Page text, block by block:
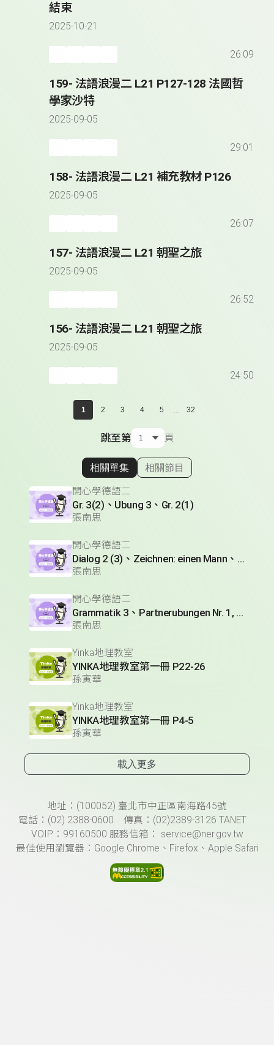
結束
2025-10-21
26:09
159- 法語浪漫二 L21 P127-128 法國哲
學家沙特
2025-09-05
29:01
158- 法語浪漫二 L21 補充教材 P126
2025-09-05
26:07
157- 法語浪漫二 L21 朝聖之旅
2025-09-05
26:52
156- 法語浪漫二 L21 朝聖之旅
2025-09-05
24:50
1 2 3 4 5 ... 32
跳至第 頁
顯示相關單集
相關單集 相關節目
開心學德語二
Gr. 3(2)、Ubung 3、Gr. 2(1)
張南思
開心學德語二
Dialog 2 (3)、Zeichnen: einen Mann、Lesetext 1(1)
張南思
開心學德語二
Grammatik 3、Partnerubungen Nr. 1, 3、Dialog 2(1)
張南思
Yinka地理教室
YINKA地理教室第一冊 P22-26
孫寅華
Yinka地理教室
YINKA地理教室第一冊 P4-5
孫寅華
載入更多
頁尾資訊地址：(100052) 臺北市中正區南海路45號
電話：(02) 2388-0600 傳真：(02)2389-3126 TANET
VOIP：99160500 服務信箱： service@ner.gov.tw
最佳使用瀏覽器：Google Chrome、Firefox、Apple Safari